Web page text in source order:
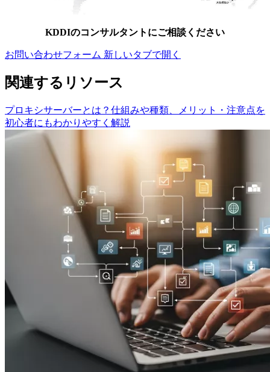
KDDIのコンサルタントにご相談ください
お問い合わせフォーム 新しいタブで開く
関連するリソース
プロキシサーバーとは？仕組みや種類、メリット・注意点を
初心者にもわかりやすく解説